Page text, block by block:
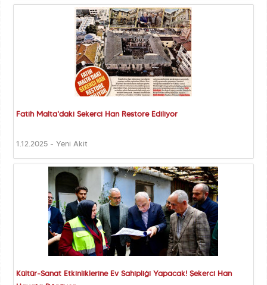
Fatih Malta'daki Şekerci Han Restore Ediliyor
1.12.2025 - Yeni Akit
Kültür-Sanat Etkinliklerine Ev Sahipliği Yapacak! Şekerci Han